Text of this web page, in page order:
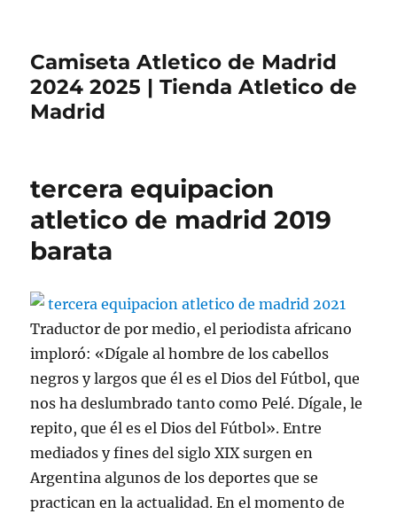
Camiseta Atletico de Madrid
2024 2025 | Tienda Atletico de
Madrid
tercera equipacion
atletico de madrid 2019
barata
Traductor de por medio, el periodista africano
imploró: «Dígale al hombre de los cabellos
negros y largos que él es el Dios del Fútbol, que
nos ha deslumbrado tanto como Pelé. Dígale, le
repito, que él es el Dios del Fútbol». Entre
mediados y fines del siglo XIX surgen en
Argentina algunos de los deportes que se
practican en la actualidad. En el momento de